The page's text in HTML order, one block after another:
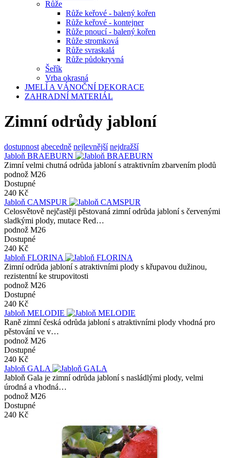
Růže
Růže keřové - balený kořen
Růže keřové - kontejner
Růže pnoucí - balený kořen
Růže stromková
Růže svraskalá
Růže půdokryvná
Šeřík
Vrba okrasná
JMELÍ A VÁNOČNÍ DEKORACE
ZAHRADNÍ MATERIÁL
Zimní odrůdy jabloní
dostupnost abecedně nejlevnější nejdražší
Jabloň BRAEBURN
Zimní velmi chutná odrůda jabloní s atraktivním zbarvením plodů
podnož M26
Dostupné
240 Kč
Jabloň CAMSPUR
Celosvětově nejčastěji pěstovaná zimní odrůda jabloní s červenými
sladkými plody, mutace Red…
podnož M26
Dostupné
240 Kč
Jabloň FLORINA
Zimní odrůda jabloní s atraktivními plody s křupavou dužinou,
rezistentní ke strupovitosti
podnož M26
Dostupné
240 Kč
Jabloň MELODIE
Raně zimní česká odrůda jabloní s atraktivními plody vhodná pro
pěstování ve v…
podnož M26
Dostupné
240 Kč
Jabloň GALA
Jabloň Gala je zimní odrůda jabloní s nasládlými plody, velmi
úrodná a vhodná…
podnož M26
Dostupné
240 Kč